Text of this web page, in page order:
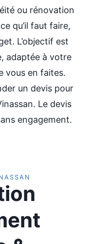
ou rénovation
qu’il faut faire,
L’objectif est
adaptée à votre
vous en faites.
un devis pour
Le devis
engagement.